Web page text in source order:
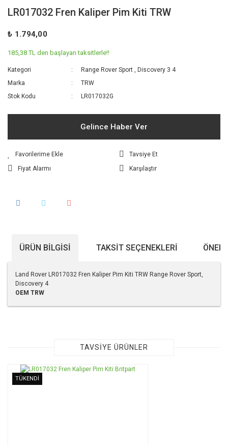
LR017032 Fren Kaliper Pim Kiti TRW
₺ 1.794,00
185,38 TL den başlayan taksitlerle!!
Kategori Range Rover Sport ,Discovery 3 4
Marka
TRW
Stok Kodu
LR017032G
Gelince Haber Ver
Tavsiye Et
Fiyat Alarmı
Karşılaştır
ÜRÜN BILGISI TAKSIT SEÇENEKLERI
Land Rover LR017032 Fren Kaliper Pim Kiti TRW Range Rover Sport,
Discovery 4
OEM TRW
Görüş ve önerileriniz için teşekkür ederiz.
Ürün resmi kalitesiz, bozuk veya görüntülenemiyor.
Ürün açıklamasında eksik bilgiler bulunuyor.
TAVSİYE ÜRÜNLER
TÜKENDİ